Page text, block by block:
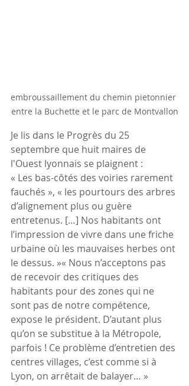
embroussaillement du chemin pietonnier
entre la Buchette et le parc de Montvallon
Je lis dans le Progrès du 25
septembre que huit maires de
l'Ouest lyonnais se plaignent :
« Les bas-côtés des voiries rarement
fauchés », « les pourtours des arbres
d’alignement plus ou guère
entretenus. […] Nos habitants ont
l’impression de vivre dans une friche
urbaine où les mauvaises herbes ont
le dessus. »« Nous n’acceptons pas
de recevoir des critiques des
habitants pour des zones qui ne
sont pas de notre compétence,
expose le président. D’autant plus
qu’on se substitue à la Métropole,
parfois ! Ce problème d’entretien des
centres villages, c’est comme si à
Lyon, on arrêtait de balayer… »